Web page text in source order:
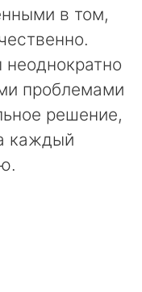
в том,
проблемами
решение,
каждый